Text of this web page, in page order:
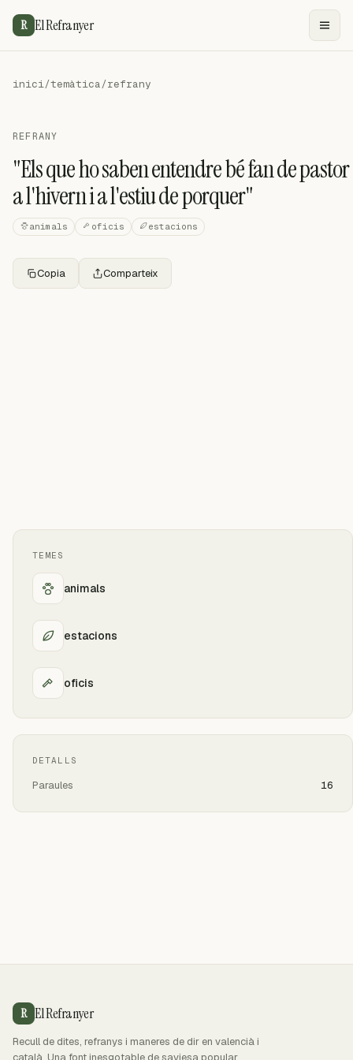
R El Refranyer
inici/temàtica/refrany
REFRANY
"Els que ho saben entendre bé fan de pastor
a l'hivern i a l'estiu de porquer"
animals oficis estacions
Copia Comparteix
TEMES
animals
estacions
oficis
DETALLS
Paraules 16
R El Refranyer
Recull de dites, refranys i maneres de dir en valencià i
català. Una font inesgotable de saviesa popular.